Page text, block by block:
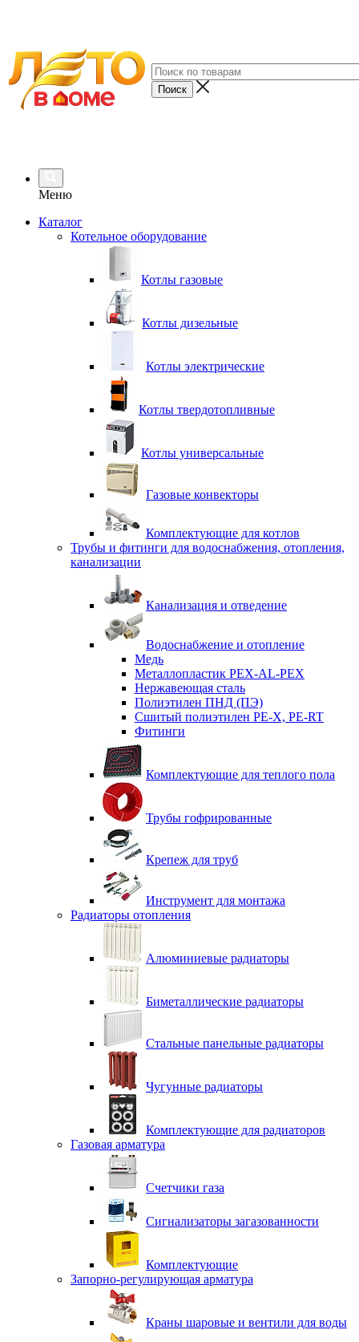
Меню
Каталог
Котельное оборудование
Котлы газовые
Котлы дизельные
Котлы электрические
Котлы твердотопливные
Котлы универсальные
Газовые конвекторы
Комплектующие для котлов
Трубы и фитинги для водоснабжения, отопления,
канализации
Канализация и отведение
Водоснабжение и отопление
Медь
Металлопластик PEX-AL-PEX
Нержавеющая сталь
Полиэтилен ПНД (ПЭ)
Сшитый полиэтилен PE-X, PE-RT
Фитинги
Комплектующие для теплого пола
Трубы гофрированные
Крепеж для труб
Инструмент для монтажа
Радиаторы отопления
Алюминиевые радиаторы
Биметаллические радиаторы
Стальные панельные радиаторы
Чугунные радиаторы
Комплектующие для радиаторов
Газовая арматура
Счетчики газа
Сигнализаторы загазованности
Комплектующие
Запорно-регулирующая арматура
Краны шаровые и вентили для воды